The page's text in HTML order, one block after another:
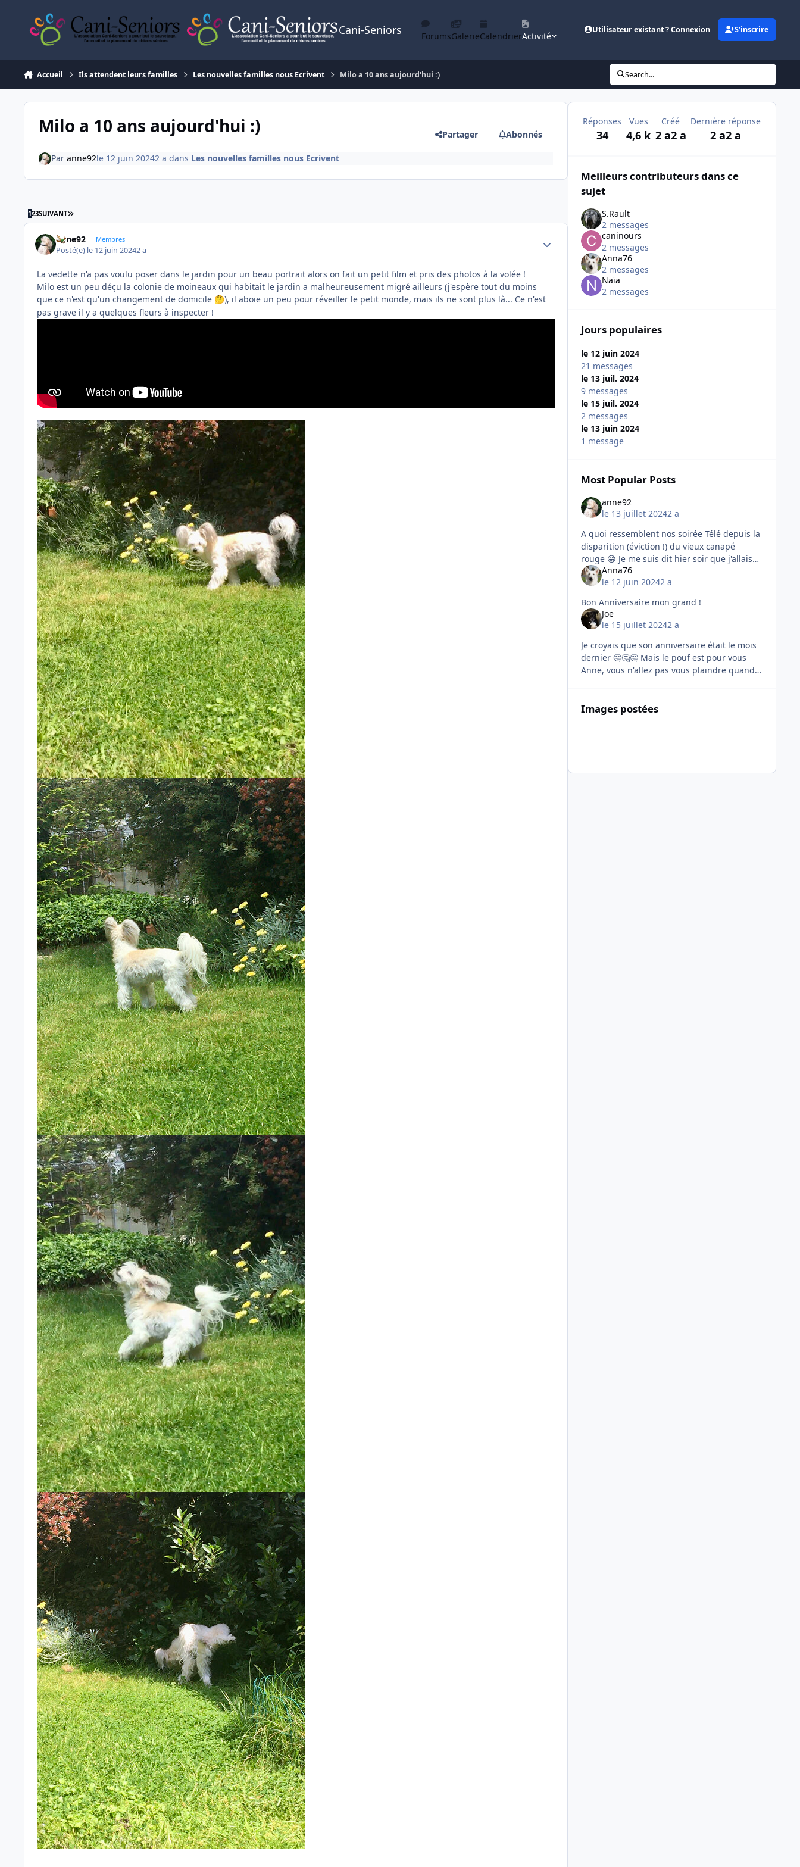
Cani-Seniors ForumsGalerieCalendrierActivité
Utilisateur existant ? Connexion S’inscrire
Accueil Ils attendent leurs familles Les nouvelles familles nous Ecrivent Milo a 10 ans aujourd'hui :) Search...
Milo a 10 ans aujourd'hui :) Partager Abonnés
Par anne92le 12 juin 20242 a dans Les nouvelles familles nous Ecrivent
123SUIVANT DERNIÈRE PAGE
anne92 Membres
Posté(e) le 12 juin 20242 a
Author stats
La vedette n'a pas voulu poser dans le jardin pour un beau portrait alors on fait un petit film et pris des photos à la volée !
Milo est un peu déçu la colonie de moineaux qui habitait le jardin a malheureusement migré ailleurs (j'espère tout du moins
que ce n'est qu'un changement de domicile 🤔), il aboie un peu pour réveiller le petit monde, mais ils ne sont plus là... Ce n'est
pas grave il y a quelques fleurs à inspecter !
Réponses
34
Vues
4,6 k
Créé
2 a2 a
Dernière réponse
2 a2 a
Meilleurs contributeurs dans ce
sujet
S.Rault
2 messages
caninours
2 messages
Anna76
2 messages
Naïa
2 messages
Jours populaires
le 12 juin 2024
21 messages
le 13 juil. 2024
9 messages
le 15 juil. 2024
2 messages
le 13 juin 2024
1 message
Most Popular Posts
anne92
le 13 juillet 20242 a
A quoi ressemblent nos soirée Télé depuis la
disparition (éviction !) du vieux canapé
rouge 😁 Je me suis dit hier soir que j'allais
faire un reportage-photos parce que cela
vaut son pesant de cac
Anna76
le 12 juin 20242 a
Bon Anniversaire mon grand !
Joe
le 15 juillet 20242 a
Je croyais que son anniversaire était le mois
dernier 🤔🤔🤔 Mais le pouf est pour vous
Anne, vous n'allez pas vous plaindre quand
Images postées